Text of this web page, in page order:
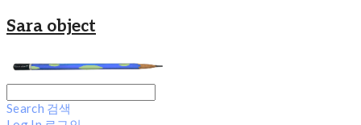
Sara object
Search 검색